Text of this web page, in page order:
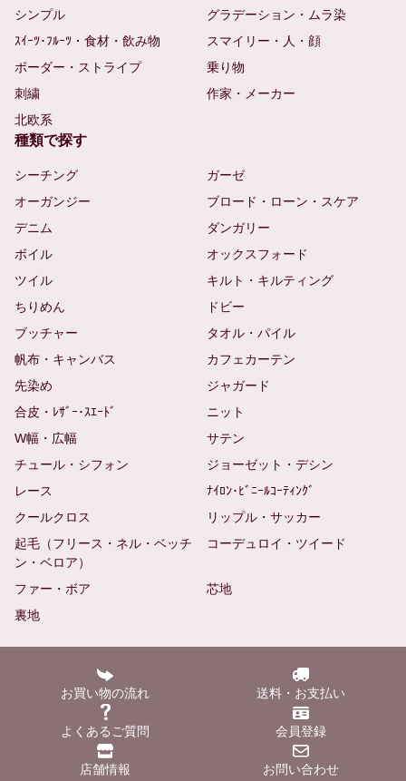
シンプル
グラデーション・ムラ染
ｽｲｰﾂ･ﾌﾙｰﾂ・食材・飲み物
スマイリー・人・顔
ボーダー・ストライプ
乗り物
刺繍
作家・メーカー
北欧系
種類で探す
シーチング
ガーゼ
オーガンジー
ブロード・ローン・スケア
デニム
ダンガリー
ボイル
オックスフォード
ツイル
キルト・キルティング
ちりめん
ドビー
ブッチャー
タオル・パイル
帆布・キャンバス
カフェカーテン
先染め
ジャガード
合皮・ﾚｻﾞｰ･ｽｴｰﾄﾞ
ニット
W幅・広幅
サテン
チュール・シフォン
ジョーゼット・デシン
レース
ﾅｲﾛﾝ･ﾋﾞﾆｰﾙｺｰﾃｨﾝｸﾞ
クールクロス
リップル・サッカー
起毛（フリース・ネル・ベッチ
ン・ベロア）
コーデュロイ・ツイード
ファー・ボア
芯地
裏地
お買い物の流れ 送料・お支払い
よくあるご質問 会員登録
店舗情報 お問い合わせ